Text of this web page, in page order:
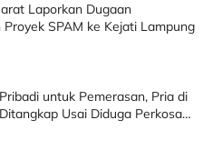
Laporkan Dugaan
Proyek SPAM ke Kejati Lampung
untuk Pemerasan, Pria di
Usai Diduga Perkosa